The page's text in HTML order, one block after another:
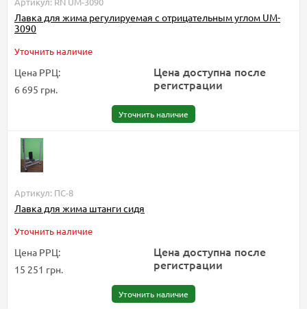
Лавка для жима регулируемая с отрицательным углом UM-
3090
Уточнить наличие
Цена РРЦ:
6 695 грн.
Цена доступна после
регистрации
Уточнить наличие
Артикул: ПС-8
Лавка для жима штанги сидя
Уточнить наличие
Цена РРЦ:
15 251 грн.
Цена доступна после
регистрации
Уточнить наличие